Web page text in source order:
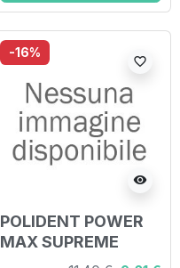
-16%
visibility
favorite_border
POLIDENT POWER
MAX SUPREME
TUTTO IN 1 CREMA